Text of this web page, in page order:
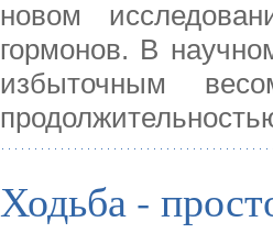
новом
гормонов. В
избыточным
Ходьба -